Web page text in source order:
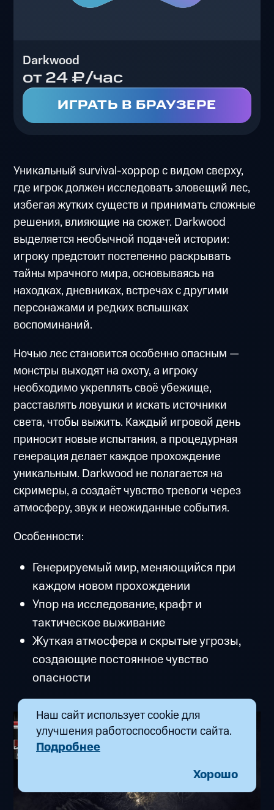
Наш сайт использует cookie для
улучшения работоспособности сайта.
Подробнее
Хорошо
Darkwood
от 24 ₽/час
ИГРАТЬ В БРАУЗЕРЕ
Уникальный survival-хоррор с видом сверху,
где игрок должен исследовать зловещий лес,
избегая жутких существ и принимать сложные
решения, влияющие на сюжет. Darkwood
выделяется необычной подачей истории:
игроку предстоит постепенно раскрывать
тайны мрачного мира, основываясь на
находках, дневниках, встречах с другими
персонажами и редких вспышках
воспоминаний.
Ночью лес становится особенно опасным —
монстры выходят на охоту, а игроку
необходимо укреплять своё убежище,
расставлять ловушки и искать источники
света, чтобы выжить. Каждый игровой день
приносит новые испытания, а процедурная
генерация делает каждое прохождение
уникальным. Darkwood не полагается на
скримеры, а создаёт чувство тревоги через
атмосферу, звук и неожиданные события.
Особенности:
Генерируемый мир, меняющийся при
каждом новом прохождении
Упор на исследование, крафт и
тактическое выживание
Жуткая атмосфера и скрытые угрозы,
создающие постоянное чувство
опасности